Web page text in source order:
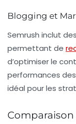
Blogging et
Semrush inclut
permettant de
d’optimiser le
performances
idéal pour les
Comparaison